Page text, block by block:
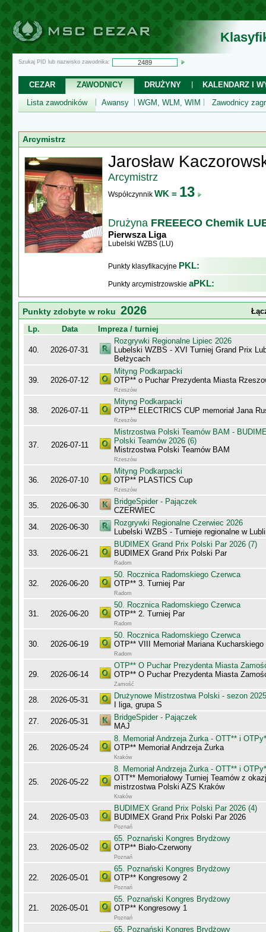
Szukaj PID lub nazwisko zawodnika:
CEZAR ZAWODNICY DRUŻYNY
KALENDARZ I
Lista zawodników
Awansy WGM, WLM, WIM Zawodnicy
Arcymistrz
Jarosław
Arcymistrz
Współczynnik WK = 13
Drużyna FREEECO Chemik
Pierwsza Liga
Lubelski WZBS (LU)
Punkty klasyfikacyjne PKL:
Punkty arcymistrzowskie aPKL:
Punkty zdobyte w roku 2026
Lp.
Data Impreza / turniej
40. 2026-07-31
Rozgrywki Regionalne Lipiec 2026
Lubelski WZBS - XVI Turniej Grand Prix
Bełżycach
39. 2026-07-12
Mityng Podkarpacki
OTP** o Puchar Prezydenta Miasta
Rzeszów
38. 2026-07-11
Mityng Podkarpacki
OTP** ELECTRICS CUP memoriał Jana
Rzeszów
37. 2026-07-11
Mistrzostwa Polski Teamów BAM -
Polski Teamów 2026 (6)
Mistrzostwa Polski Teamów BAM
Rzeszów
36. 2026-07-10
Mityng Podkarpacki
OTP** PLASTICS Cup
Rzeszów
35. 2026-06-30
BridgeSpider - Pajączek
CZERWIEC
34.
2026-06-30
Rozgrywki Regionalne Czerwiec 2026
Lubelski WZBS - Turnieje regionalne w
33. 2026-06-21
BUDIMEX Grand Prix Polski Par 2026 (7)
BUDIMEX Grand Prix Polski Par
Radom
32. 2026-06-20
50. Rocznica Radomskiego Czerwca
OTP** 3. Turniej Par
Radom
31. 2026-06-20
50. Rocznica Radomskiego Czerwca
OTP** 2. Turniej Par
Radom
30. 2026-06-19
50. Rocznica Radomskiego Czerwca
OTP** VIII Memoriał Mariana Kucharskiego
Radom
29. 2026-06-14
OTP** O Puchar Prezydenta Miasta
OTP** O Puchar Prezydenta Miasta
Zamość
28. 2026-05-31
Drużynowe Mistrzostwa Polski - sezon
I liga, grupa S
27.
2026-05-31
BridgeSpider - Pajączek
MAJ
26. 2026-05-24
8. Memoriał Andrzeja Żurka - OTT** i
OTP** Memoriał Andrzeja Żurka
Kraków
25. 2026-05-22
8. Memoriał Andrzeja Żurka - OTT** i
OTT** Memoriałowy Turniej Teamów z
mistrzostwa Polski AZS Kraków
Kraków
24. 2026-05-03
BUDIMEX Grand Prix Polski Par 2026 (4)
BUDIMEX Grand Prix Polski Par 2026
Poznań
23. 2026-05-02
65. Poznański Kongres Brydżowy
OTP** Biało-Czerwony
Poznań
22. 2026-05-01
65. Poznański Kongres Brydżowy
OTP** Kongresowy 2
Poznań
21. 2026-05-01
65. Poznański Kongres Brydżowy
OTP** Kongresowy 1
Poznań
65. Poznański Kongres Brydżowy